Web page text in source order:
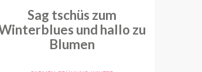
Sag tschüs zum
und hallo zu
Blumen